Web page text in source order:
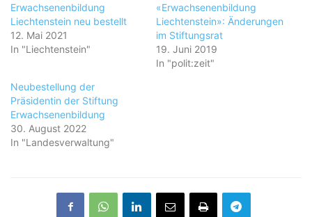
Erwachsenenbildung
Liechtenstein neu bestellt
12. Mai 2021
In "Liechtenstein"
«Erwachsenenbildung
Liechtenstein»: Änderungen
im Stiftungsrat
19. Juni 2019
In "polit:zeit"
Neubestellung der
Präsidentin der Stiftung
Erwachsenenbildung
30. August 2022
In "Landesverwaltung"